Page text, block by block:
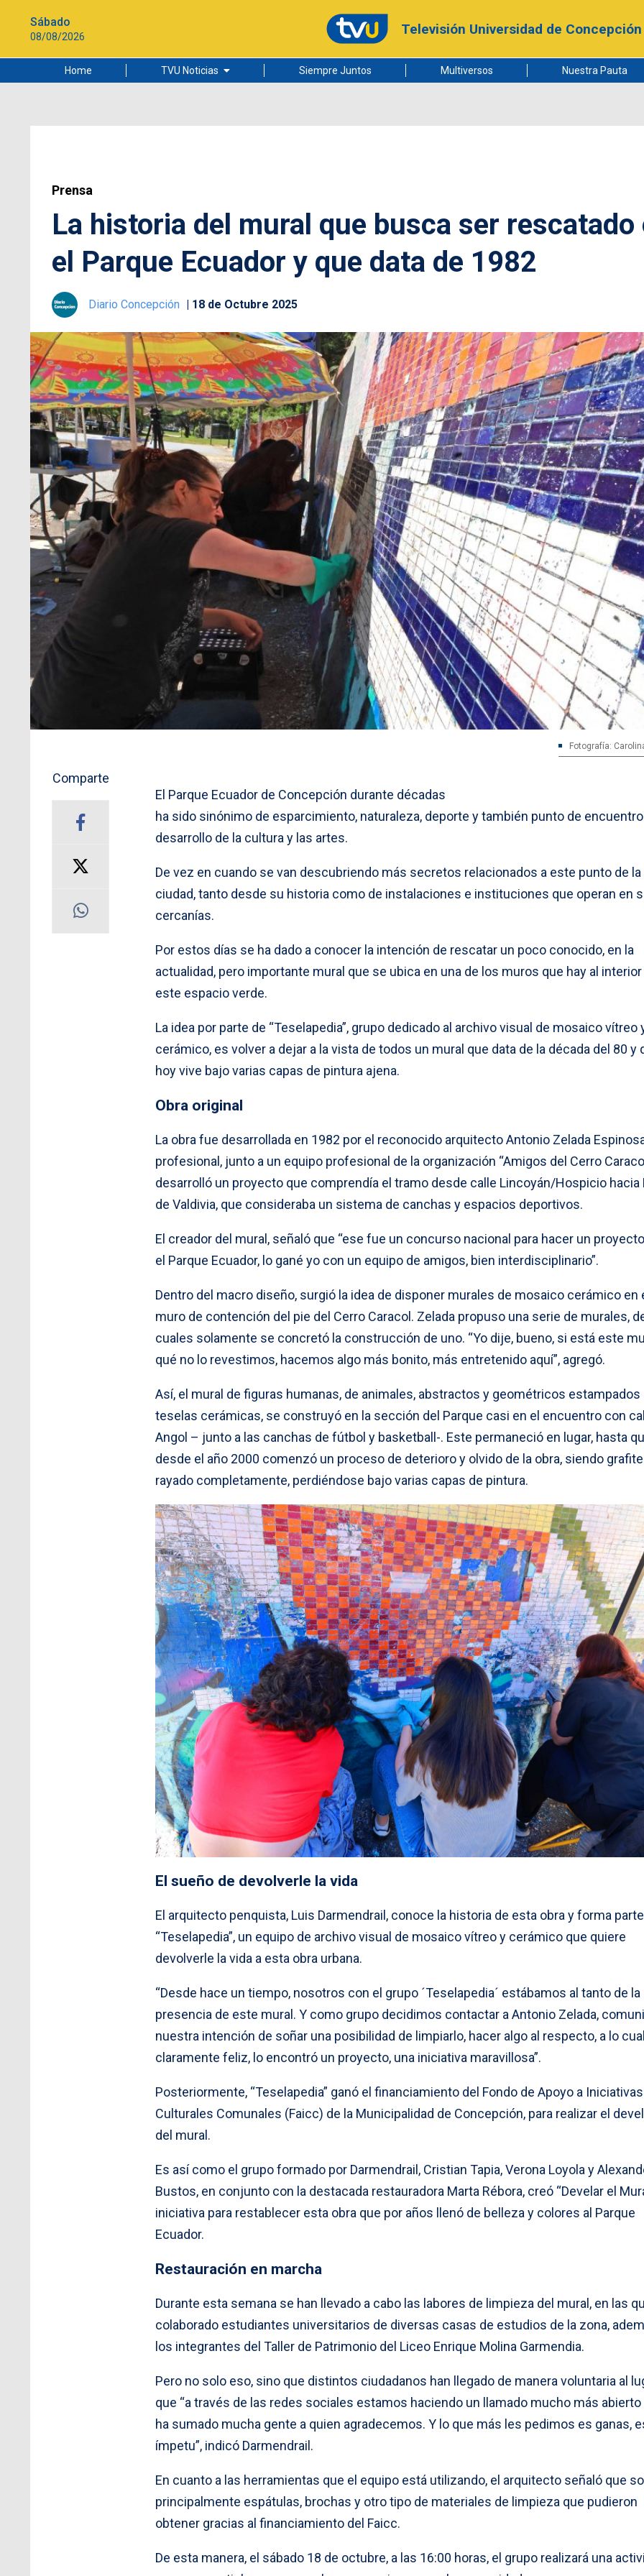
Sábado
08/08/2026 Televisión Universidad de Concepción
Home TVU Noticias
Ciudad
Siempre Juntos Multiversos Nuestra Pauta
Prensa
La historia del mural que busca ser rescatado
el Parque Ecuador y que data de 1982
Diario Concepción 18 de Octubre 2025
Fotografía:
Comparte
El Parque Ecuador de Concepción durante décadas
ha sido sinónimo de esparcimiento, naturaleza, deporte y también punto de
desarrollo de la cultura y las artes.
De vez en cuando se van descubriendo más secretos relacionados a este punto de la
ciudad, tanto desde su historia como de instalaciones e instituciones que operan en
cercanías.
Por estos días se ha dado a conocer la intención de rescatar un poco conocido, en la
actualidad, pero importante mural que se ubica en una de los muros que hay al
este espacio verde.
La idea por parte de “Teselapedia”, grupo dedicado al archivo visual de mosaico vítreo
cerámico, es volver a dejar a la vista de todos un mural que data de la década del 80 y
hoy vive bajo varias capas de pintura ajena.
Obra original
La obra fue desarrollada en 1982 por el reconocido arquitecto Antonio Zelada
profesional, junto a un equipo profesional de la organización “Amigos del Cerro
desarrolló un proyecto que comprendía el tramo desde calle Lincoyán/Hospicio hacia
de Valdivia, que consideraba un sistema de canchas y espacios deportivos.
El creador del mural, señaló que “ese fue un concurso nacional para hacer un
el Parque Ecuador, lo gané yo con un equipo de amigos, bien interdisciplinario”.
Dentro del macro diseño, surgió la idea de disponer murales de mosaico cerámico en
muro de contención del pie del Cerro Caracol. Zelada propuso una serie de murales,
cuales solamente se concretó la construcción de uno. “Yo dije, bueno, si está este
qué no lo revestimos, hacemos algo más bonito, más entretenido aquí”, agregó.
Así, el mural de figuras humanas, de animales, abstractos y geométricos estampados
teselas cerámicas, se construyó en la sección del Parque casi en el encuentro con
Angol – junto a las canchas de fútbol y basketball-. Este permaneció en lugar, hasta
desde el año 2000 comenzó un proceso de deterioro y olvido de la obra, siendo
rayado completamente, perdiéndose bajo varias capas de pintura.
El sueño de devolverle la vida
El arquitecto penquista, Luis Darmendrail, conoce la historia de esta obra y forma
“Teselapedia”, un equipo de archivo visual de mosaico vítreo y cerámico que quiere
devolverle la vida a esta obra urbana.
“Desde hace un tiempo, nosotros con el grupo ´Teselapedia´ estábamos al tanto de la
presencia de este mural. Y como grupo decidimos contactar a Antonio Zelada,
nuestra intención de soñar una posibilidad de limpiarlo, hacer algo al respecto, a lo
claramente feliz, lo encontró un proyecto, una iniciativa maravillosa”.
Posteriormente, “Teselapedia” ganó el financiamiento del Fondo de Apoyo a Iniciativas
Culturales Comunales (Faicc) de la Municipalidad de Concepción, para realizar el
del mural.
Es así como el grupo formado por Darmendrail, Cristian Tapia, Verona Loyola y
Bustos, en conjunto con la destacada restauradora Marta Rébora, creó “Develar el
iniciativa para restablecer esta obra que por años llenó de belleza y colores al Parque
Ecuador.
Restauración en marcha
Durante esta semana se han llevado a cabo las labores de limpieza del mural, en las
colaborado estudiantes universitarios de diversas casas de estudios de la zona,
los integrantes del Taller de Patrimonio del Liceo Enrique Molina Garmendia.
Pero no solo eso, sino que distintos ciudadanos han llegado de manera voluntaria al
que “a través de las redes sociales estamos haciendo un llamado mucho más abierto
ha sumado mucha gente a quien agradecemos. Y lo que más les pedimos es ganas,
ímpetu”, indicó Darmendrail.
En cuanto a las herramientas que el equipo está utilizando, el arquitecto señaló que
principalmente espátulas, brochas y otro tipo de materiales de limpieza que pudieron
obtener gracias al financiamiento del Faicc.
De esta manera, el sábado 18 de octubre, a las 16:00 horas, el grupo realizará una